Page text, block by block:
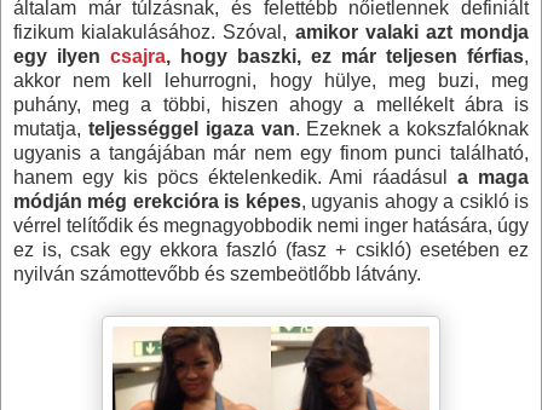
általam már túlzásnak, és felettébb nőietlennek definiált
fizikum kialakulásához. Szóval, amikor valaki azt mondja
egy ilyen csajra, hogy baszki, ez már teljesen férfias,
akkor nem kell lehurrogni, hogy hülye, meg buzi, meg
puhány, meg a többi, hiszen ahogy a mellékelt ábra is
mutatja, teljességgel igaza van. Ezeknek a kokszfalóknak
ugyanis a tangájában már nem egy finom punci található,
hanem egy kis pöcs éktelenkedik. Ami ráadásula maga
módján még erekcióra is képes, ugyanis ahogy a csikló is
vérrel telítődik és megnagyobbodik nemi inger hatására, úgy
ez is, csak egy ekkora faszló (fasz + csikló) esetében ez
nyilván számottevőbb és szembeötlőbb látvány.